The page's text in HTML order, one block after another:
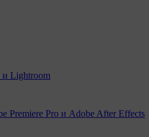
и Lightroom
Premiere Pro и Adobe After Effects